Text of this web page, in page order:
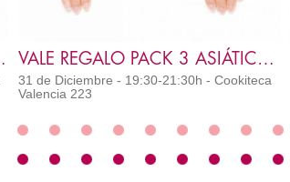
31 de Diciembre - 19:30-21:30h - Cookiteca
Valencia 223